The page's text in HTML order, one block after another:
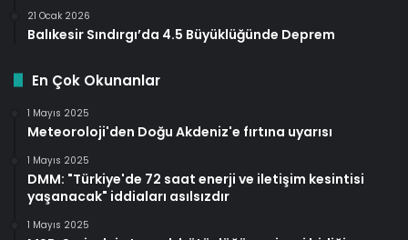
21 Ocak 2026
Balıkesir Sındırgı’da 4.5 Büyüklüğünde Deprem
En Çok Okunanlar
1 Mayıs 2025
Meteoroloji'den Doğu Akdeniz'e fırtına uyarısı
1 Mayıs 2025
DMM: "Türkiye'de 72 saat enerji ve iletişim kesintisi
yaşanacak" iddiaları asılsızdır
1 Mayıs 2025